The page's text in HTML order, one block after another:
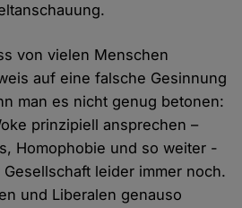
von vielen Menschen
auf eine falsche Gesinnung
man es nicht genug betonen:
prinzipiell ansprechen –
Homophobie und so weiter -
leider immer noch.
und Liberalen genauso